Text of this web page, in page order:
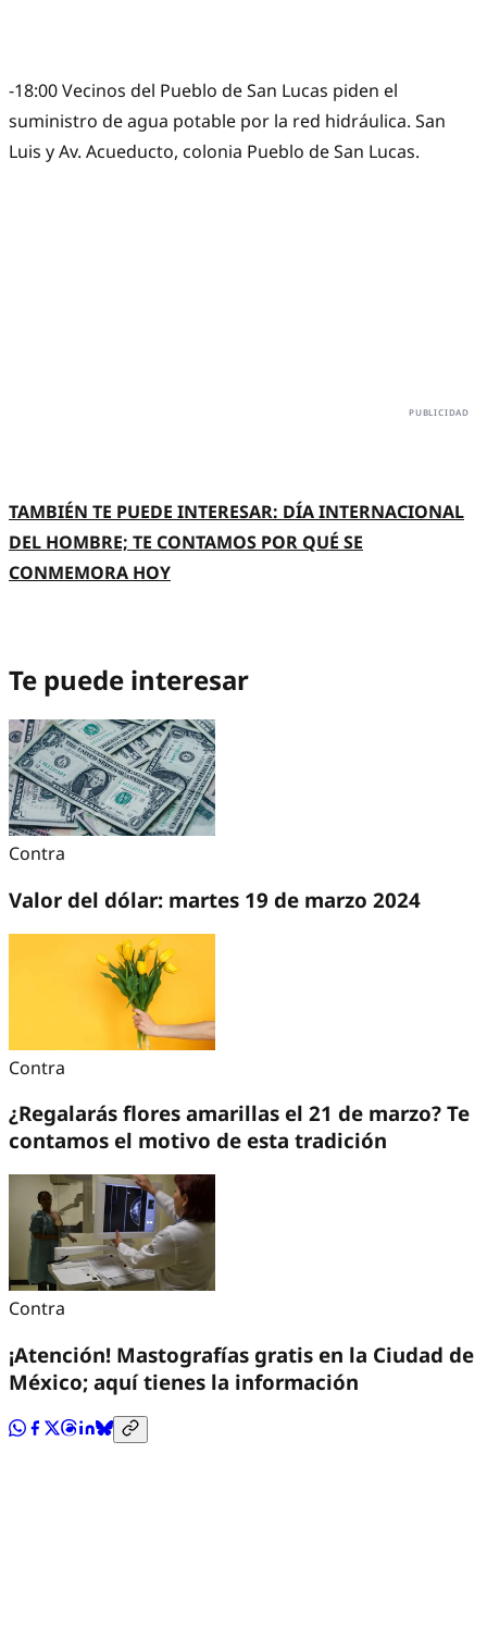
-18:00 Vecinos del Pueblo de San Lucas piden el
suministro de agua potable por la red hidráulica. San
Luis y Av. Acueducto, colonia Pueblo de San Lucas.
TAMBIÉN TE PUEDE INTERESAR: DÍA INTERNACIONAL
DEL HOMBRE; TE CONTAMOS POR QUÉ SE
CONMEMORA HOY
Te puede interesar
Contra
Valor del dólar: martes 19 de marzo 2024
Contra
¿Regalarás flores amarillas el 21 de marzo? Te
contamos el motivo de esta tradición
Contra
¡Atención! Mastografías gratis en la Ciudad de
México; aquí tienes la información